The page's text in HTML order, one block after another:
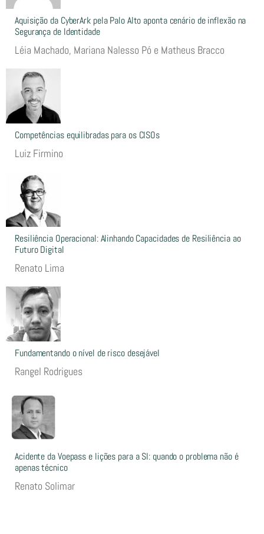
Aquisição da CyberArk pela Palo Alto aponta cenário de inflexão na
Segurança de Identidade
Léia Machado, Mariana Nalesso Pó e Matheus Bracco
Competências equilibradas para os CISOs
Luiz Firmino
Resiliência Operacional: Alinhando Capacidades de Resiliência ao
Futuro Digital
Renato Lima
Fundamentando o nível de risco desejável
Rangel Rodrigues
Acidente da Voepass e lições para a SI: quando o problema não é
apenas técnico
Renato Solimar